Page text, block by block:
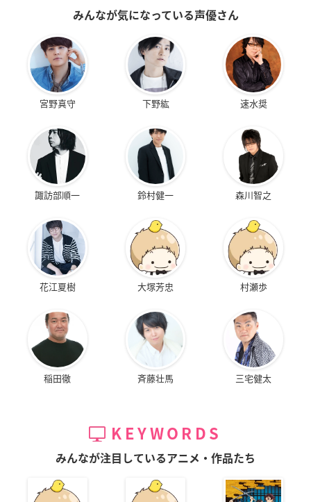
みんなが気になっている声優さん
宮野真守 下野紘 速水奨
諏訪部順一 鈴村健一 森川智之
花江夏樹 大塚芳忠 村瀬歩
稲田徹 斉藤壮馬 三宅健太
KEYWORDS
みんなが注目しているアニメ・作品たち